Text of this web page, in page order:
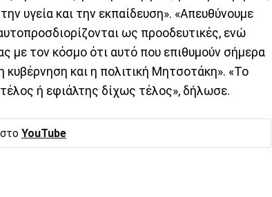
υγεία και την εκπαίδευση». «Απευθύνουμε
ως προοδευτικές, ενώ
με τον κόσμο ότι αυτό που επιθυμούν σήμερα
κυβέρνηση και η πολιτική Μητσοτάκη». «Το
ή εφιάλτης δίχως τέλος», δήλωσε.
YouTube